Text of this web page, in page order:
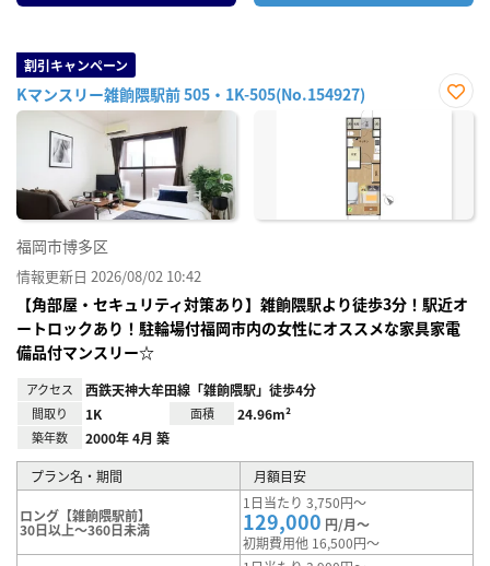
割引キャンペーン
Kマンスリー雑餉隈駅前 505・1K-505(No.154927)
お気
福岡市博多区
情報更新日 2026/08/02 10:42
【角部屋・セキュリティ対策あり】雑餉隈駅より徒歩3分！駅近オ
ートロックあり！駐輪場付福岡市内の女性にオススメな家具家電
備品付マンスリー☆
アクセス 西鉄天神大牟田線「雑餉隈駅」徒歩4分
間取り 1K 面積 24.96m²
築年数 2000年 4月 築
プラン名・期間 月額目安
ロング【雑餉隈駅前】
30日以上～360日未満
1日当たり 3,750円～
129,000 円/月～
初期費用他 16,500円～